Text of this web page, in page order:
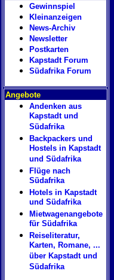
Gewinnspiel
Kleinanzeigen
News-Archiv
Newsletter
Postkarten
Kapstadt Forum
Südafrika Forum
Angebote
Andenken aus
Kapstadt und
Südafrika
Backpackers und
Hostels in Kapstadt
und Südafrika
Flüge nach
Südafrika
Hotels in Kapstadt
und Südafrika
Mietwagenangebote
für Südafrika
Reiseliteratur,
Karten, Romane, ...
über Kapstadt und
Südafrika